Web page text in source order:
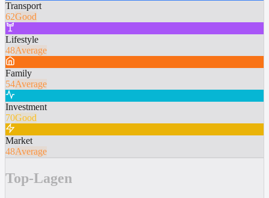
Transport
62Good
Lifestyle
48Average
Family
54Average
Investment
70Good
Market
48Average
Top-Lagen